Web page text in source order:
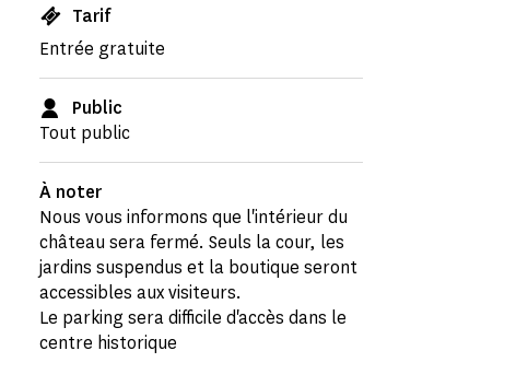
Tarif
Entrée gratuite
Public
Tout public
À noter
Nous vous informons que l'intérieur du
château sera fermé. Seuls la cour, les
jardins suspendus et la boutique seront
accessibles aux visiteurs.
Le parking sera difficile d'accès dans le
centre historique